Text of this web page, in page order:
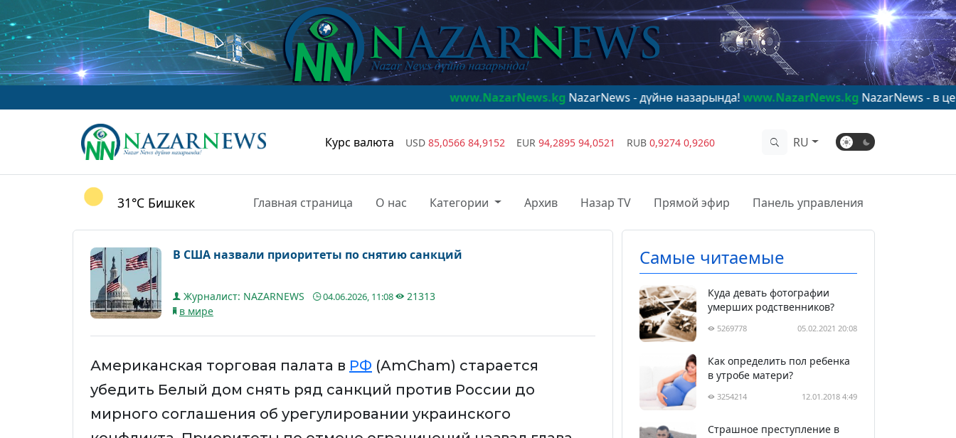
www.NazarNews.kgNazarNews - дүйнө назарында!www.NazarNews.kgNazarNews - в центре
Курс валюта USD 85,0566 84,9152 EUR 94,2895 94,0521 RUB 0,9274 0,9260 RU
31°C Бишкек Главная страница О нас Категории Архив Назар TV Прямой эфир Панель управления
В США назвали приоритеты по снятию санкций
Журналист: NAZARNEWS 04.06.2026, 11:08
21313
в мире
Американская торговая палата в РФ (AmCham) старается
убедить Белый дом снять ряд санкций против России до
мирного соглашения об урегулировании украинского
Самые читаемые
Куда девать фотографии
умерших родственников?
5269778 05.02.2021 20:08
Как определить пол ребенка
в утробе матери?
3254214 12.01.2018 4:49
Страшное преступление в